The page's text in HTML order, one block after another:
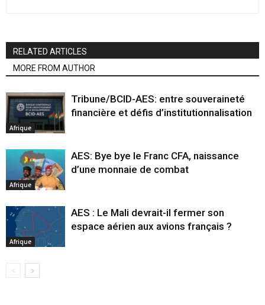
RELATED ARTICLES
MORE FROM AUTHOR
Afrique
Tribune/BCID-AES: entre souveraineté
financière et défis d’institutionnalisation
Afrique
AES: Bye bye le Franc CFA, naissance
d’une monnaie de combat
Afrique
AES : Le Mali devrait-il fermer son
espace aérien aux avions français ?